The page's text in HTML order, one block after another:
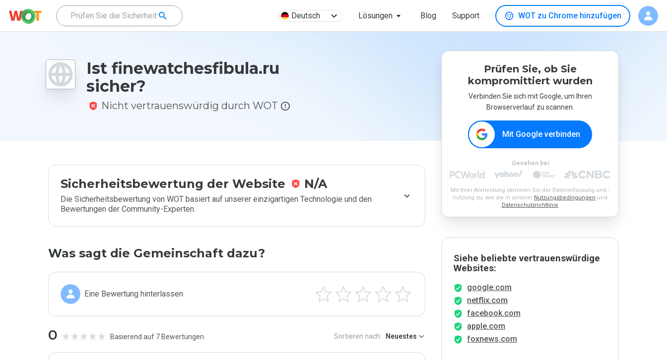
Deutsch Lösungen Blog Support WOT zu Chrome hinzufügen
Ist finewatchesfibula.ru
sicher?
Nicht vertrauenswürdig durch WOT
Sicherheitsbewertung der Website N/A
Die Sicherheitsbewertung von WOT basiert auf unserer einzigartigen Technologie und den
Bewertungen der Community-Experten.
Was sagt die Gemeinschaft dazu?
Eine Bewertung hinterlassen
0 Basierend auf 7 Bewertungen Sortieren nach: Neuestes
Prüfen Sie, ob Sie
kompromittiert wurden
Verbinden Sie sich mit Google, um Ihren
Browserverlauf zu scannen.
Mit Google verbinden
Gesehen bei
Mit Ihrer Anmeldung stimmen Sie der Datenerfassung und -
nutzung zu, wie sie in unserer Nutzungsbedingungen und
Datenschutzrichtlinie
Siehe beliebte vertrauenswürdige
Websites:
google.com
netflix.com
facebook.com
apple.com
foxnews.com